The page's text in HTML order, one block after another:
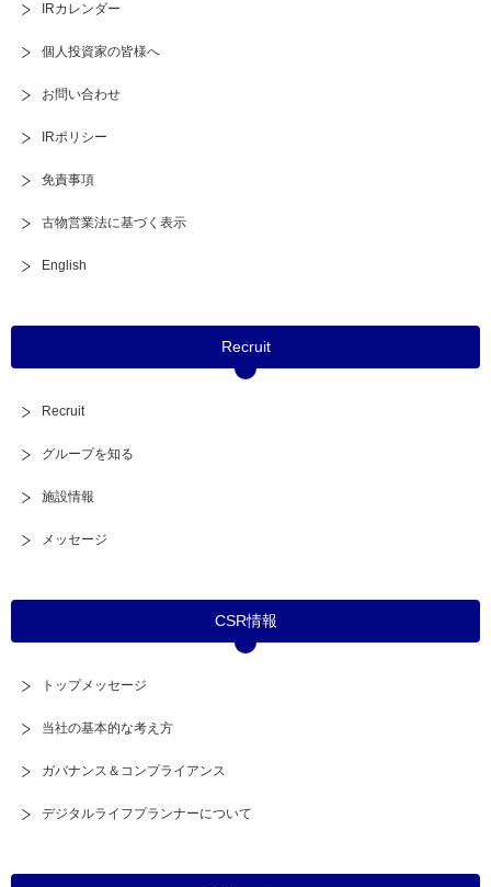
IRカレンダー
個人投資家の皆様へ
お問い合わせ
IRポリシー
免責事項
古物営業法に基づく表示
English
Recruit
Recruit
グループを知る
施設情報
メッセージ
CSR情報
トップメッセージ
当社の基本的な考え方
ガバナンス＆コンプライアンス
デジタルライフプランナーについて